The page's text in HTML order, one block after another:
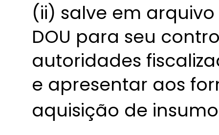
(ii) salve em
DOU para seu
autoridades
e apresentar aos
aquisição de